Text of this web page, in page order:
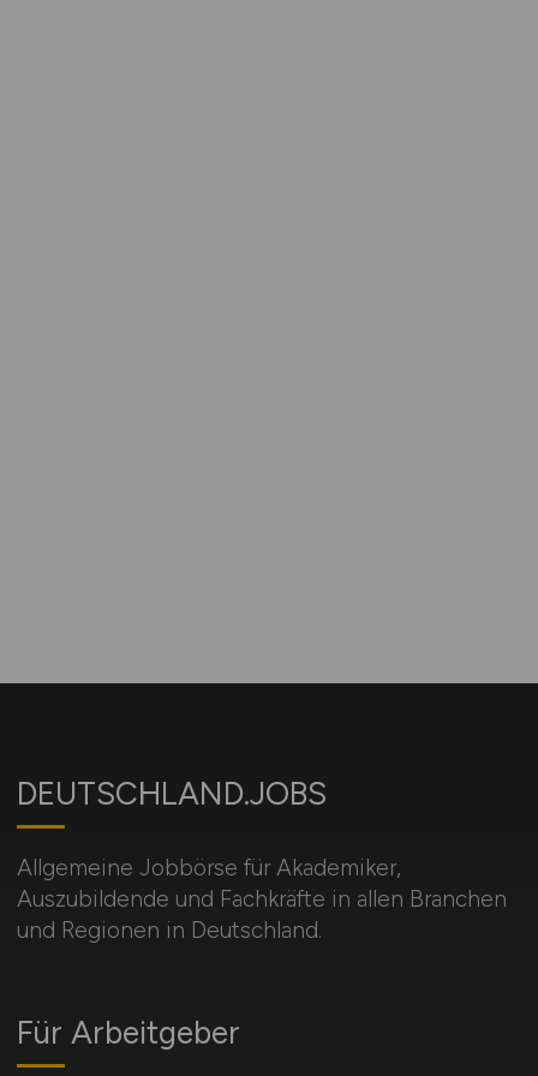
DEUTSCHLAND.JOBS
Allgemeine Jobbörse für Akademiker,
Auszubildende und Fachkräfte in allen Branchen
und Regionen in Deutschland.
Für Arbeitgeber